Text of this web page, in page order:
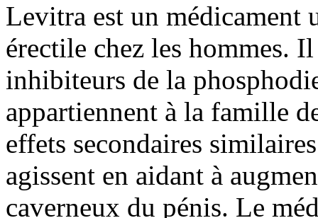
Levitra est un
érectile chez les hommes.
inhibiteurs de la
appartiennent à la famille
effets secondaires
agissent en aidant à
caverneux du pénis. Le